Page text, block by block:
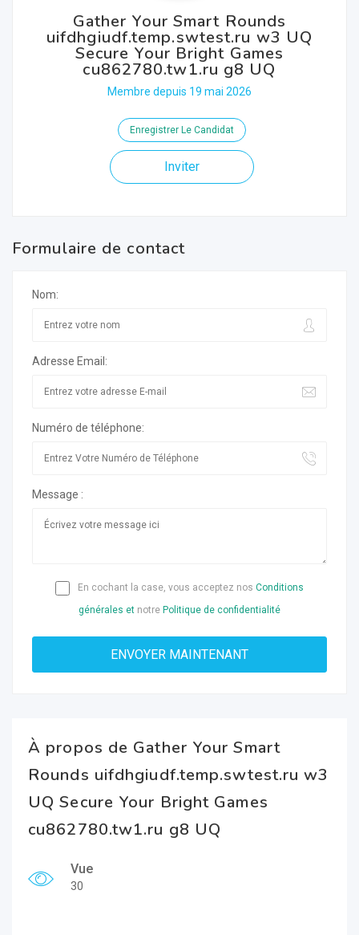
Gather Your Smart Rounds
uifdhgiudf.temp.swtest.ru w3 UQ
Secure Your Bright Games
cu862780.tw1.ru g8 UQ
Membre depuis 19 mai 2026
Enregistrer Le Candidat
Inviter
Formulaire de contact
Nom:
Adresse Email:
Numéro de téléphone:
Message :
En cochant la case, vous acceptez nos Conditions
générales et notre Politique de confidentialité
À propos de Gather Your Smart
Rounds uifdhgiudf.temp.swtest.ru w3
UQ Secure Your Bright Games
cu862780.tw1.ru g8 UQ
Vue
30